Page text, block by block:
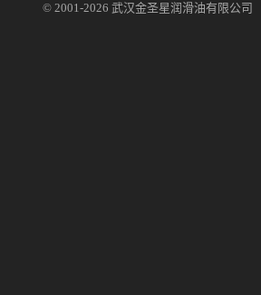
© 2001-2026 武汉金圣星润滑油有限公司